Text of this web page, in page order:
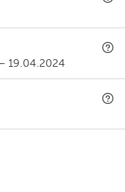
19.04.2024